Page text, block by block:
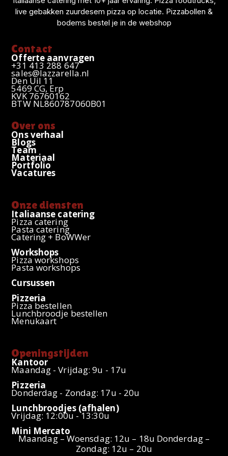
o
o
g
r
a
b
e
d
i
n
a
p
live gebakken zuurdesem pizza op locatie. Pizzabollen &
bodems bestel je in de webshop
Contact
Offerte aanvragen
+31 413 288 647
sales@lazzarella.nl
Den Uil 11
5469 CG, Erp
KVK 76760162
BTW NL860787060B01
Over ons
Ons verhaal
Blogs
Team
Materiaal
Portfolio
Vacatures
Onze diensten
Italiaanse catering
Pizza catering
Pasta catering
Catering + BoWWer
Workshops
Pizza workshops
Pasta workshops
Cursussen
Pizzeria
Pizza bestellen
Lunchbroodje bestellen
Menukaart
Openingstijden
Kantoor
Maandag - Vrijdag: 9u - 17u
Pizzeria
Donderdag - Zondag: 17u - 20u
Lunchbroodjes (afhalen)
Vrijdag: 12:00u - 13:30u
Mini Mercato
Maandag – Woensdag: 12u – 18u Donderdag –
Zondag: 12u – 20u